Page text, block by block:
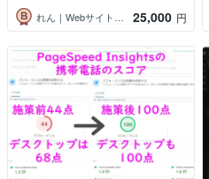
れん｜Webサイト制作まるっとお任せ 25,000 円